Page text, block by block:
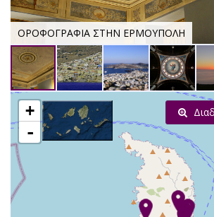
ΟΡΟΦΟΓΡΑΦΙΑ ΣΤΗΝ ΕΡΜΟΥΠΟΛΗ
+
-